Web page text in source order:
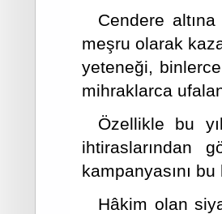
Cendere
meşru olarak
yeteneği,
mihraklarca
Özellikle bu
ihtiraslarından
kampanyasını
Hâkim olan